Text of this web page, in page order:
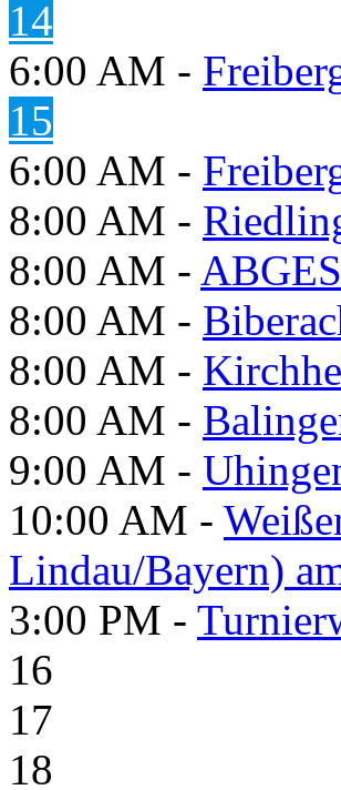
14
6:00 AM -
15
6:00 AM -
8:00 AM -
8:00 AM -
8:00 AM -
8:00 AM -
8:00 AM -
9:00 AM -
10:00 AM -
Lindau/Bayern)
3:00 PM -
16
17
18